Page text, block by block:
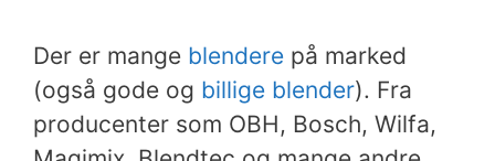
Der er mange blendere på marked
(også gode og billige blender). Fra
producenter som OBH, Bosch, Wilfa,